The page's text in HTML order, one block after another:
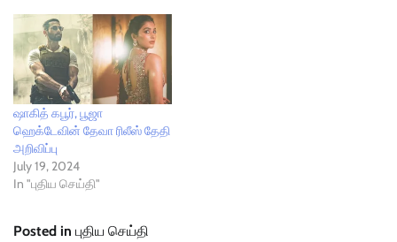
ஷாகித் கபூர், பூஜா
ஹெக்டேவின் தேவா ரிலீஸ் தேதி
அறிவிப்பு
July 19, 2024
In "புதிய செய்தி"
Posted in புதிய செய்தி